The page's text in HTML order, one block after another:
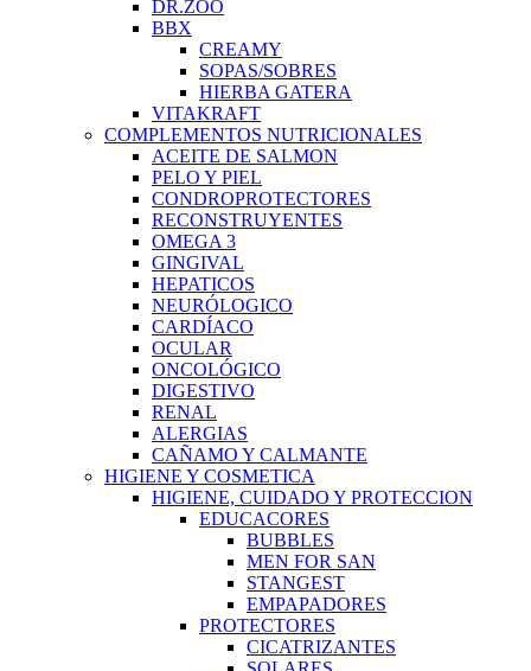
DR.ZOO
BBX
CREAMY
SOPAS/SOBRES
HIERBA GATERA
VITAKRAFT
COMPLEMENTOS NUTRICIONALES
ACEITE DE SALMON
PELO Y PIEL
CONDROPROTECTORES
RECONSTRUYENTES
OMEGA 3
GINGIVAL
HEPATICOS
NEURÓLOGICO
CARDÍACO
OCULAR
ONCOLÓGICO
DIGESTIVO
RENAL
ALERGIAS
CAÑAMO Y CALMANTE
HIGIENE Y COSMETICA
HIGIENE, CUIDADO Y PROTECCION
EDUCACORES
BUBBLES
MEN FOR SAN
STANGEST
EMPAPADORES
PROTECTORES
CICATRIZANTES